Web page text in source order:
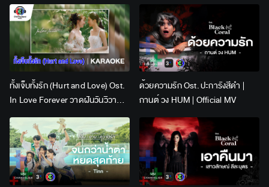
ทั้งเจ็บทั้งรัก (Hurt and Love) Ost.
In Love Forever วาดฝันวันวิวาห์ |
Lingling Kwong x Orm
Kornnaphat | Official Karaoke
ด้วยความรัก Ost. ปะการังสีดำ |
กานต์ วง HUM | Official MV